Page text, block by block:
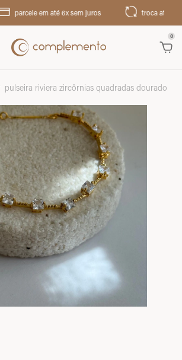
em até 6x sem juros troca até 30 dias
0
pulseira riviera zircôrnias quadradas dourado